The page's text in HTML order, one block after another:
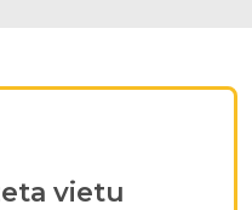
vietu